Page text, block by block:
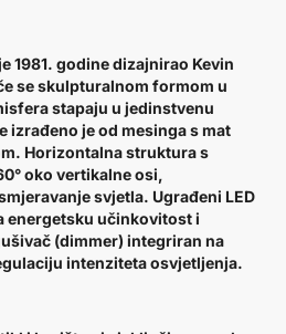
1981. godine dizajnirao Kevin
se skulpturalnom formom u
stapaju u jedinstvenu
izrađeno je od mesinga s mat
Horizontalna struktura s
oko vertikalne osi,
svjetla. Ugrađeni LED
energetsku učinkovitost i
(dimmer) integriran na
intenziteta osvjetljenja.